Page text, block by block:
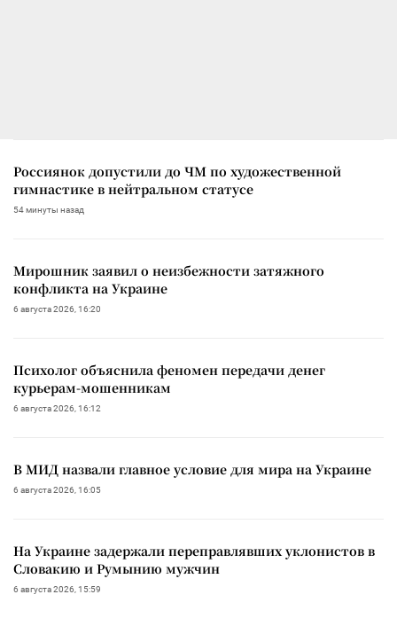
Россиянок допустили до ЧМ по художественной
гимнастике в нейтральном статусе
54 минуты назад
Мирошник заявил о неизбежности затяжного
конфликта на Украине
6 августа 2026, 16:20
Психолог объяснила феномен передачи денег
курьерам-мошенникам
6 августа 2026, 16:12
В МИД назвали главное условие для мира на Украине
6 августа 2026, 16:05
На Украине задержали переправлявших уклонистов в
Словакию и Румынию мужчин
6 августа 2026, 15:59